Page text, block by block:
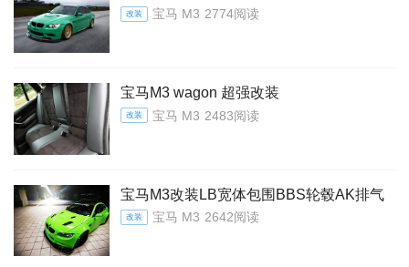
改装 宝马 M3 2774阅读
宝马M3 wagon 超强改装
改装 宝马 M3 2483阅读
宝马M3改装LB宽体包围BBS轮毂AK排气
改装 宝马 M3 2642阅读